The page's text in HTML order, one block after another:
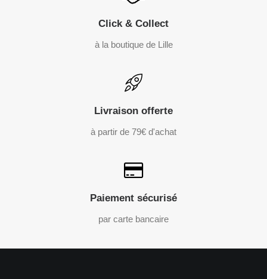
Click & Collect
à la boutique de Lille
Livraison offerte
à partir de 79€ d'achat
Paiement sécurisé
par carte bancaire